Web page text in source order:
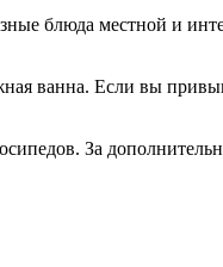
блюда местной и
ванна. Если вы
За